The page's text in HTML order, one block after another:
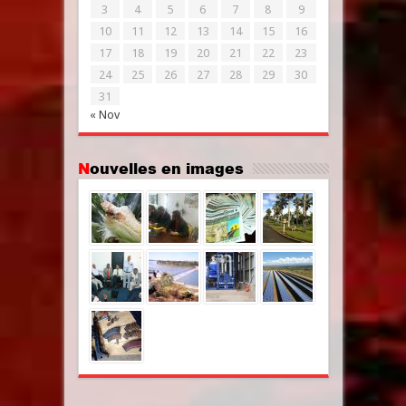
« Nov
3 4 5 6 7 8
9
10
11 12 13 14 15
16
17
18 19 20 21 22
23
24
25 26 27 28 29
30
31
Nouvelles en images